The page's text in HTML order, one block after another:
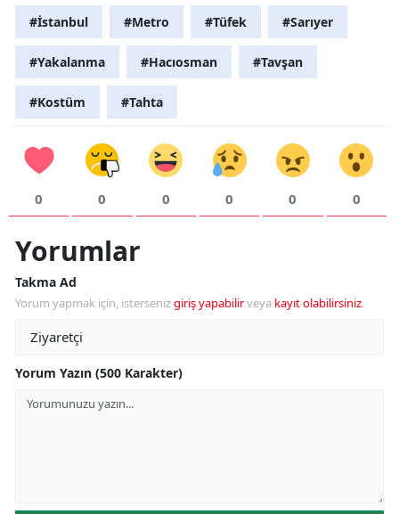
#İstanbul #Metro #Tüfek #Sarıyer
#Yakalanma #Hacıosman #Tavşan
#Kostüm #Tahta
0 0 0 0 0 0
Yorumlar
Takma Ad
Yorum yapmak için, istersenizgiriş yapabilirveya kayıt olabilirsiniz.
Yorum Yazın (500 Karakter)